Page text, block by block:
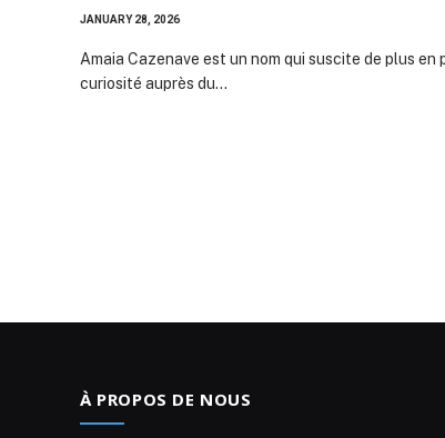
JANUARY 28, 2026
Amaia Cazenave est un nom qui suscite de plus en
curiosité auprès du…
À PROPOS DE NOUS